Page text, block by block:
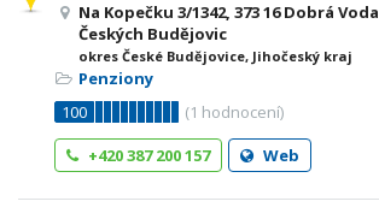
Na Kopečku 3/1342, 373 16 Dobrá
Českých Budějovic
okres České Budějovice, Jihočeský kraj
Penziony
100
(1 hodnocení)
+420 387 200 157
Web